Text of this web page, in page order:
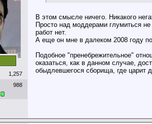
1,257
988
В этом смысле ничего. Никакого
Просто над моддерами глумиться
работ нет.
А еще он мне в далеком 2008 году
Подобное "пренебрежительное"
оказаться, как в данном случае,
обыдлевшегося сборища, где царит